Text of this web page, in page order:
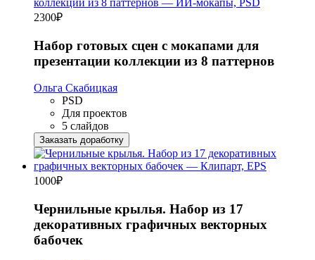
2300₽
Набор готовых сцен с мокапами для
презентации коллекции из 8 паттернов
Ольга Скабицкая
PSD
Для проектов
5 слайдов
Заказать доработку
1000₽
Чернильные крылья. Набор из 17
декоративных графичных векторных
бабочек